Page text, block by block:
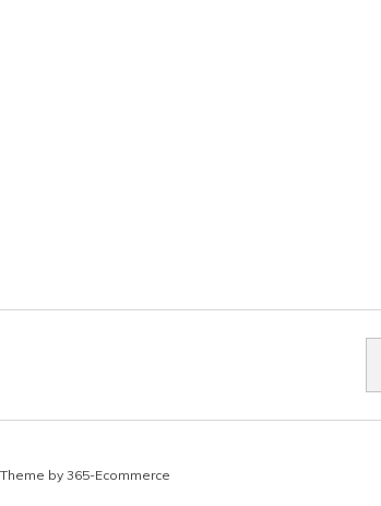
by365-Ecommerce